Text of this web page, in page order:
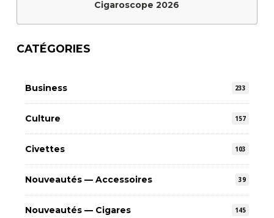
Cigaroscope 2026
CATÉGORIES
Business 233
Culture 157
Civettes 103
Nouveautés — Accessoires 39
Nouveautés — Cigares 145